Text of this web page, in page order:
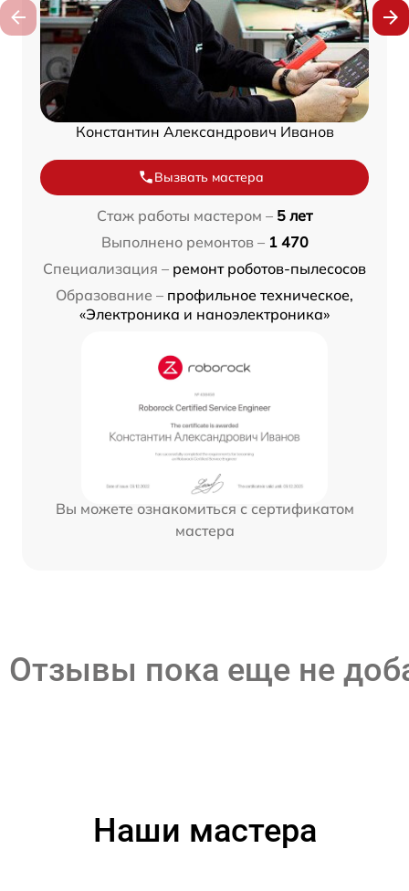
Константин Александрович Иванов
Вызвать мастера
Стаж работы мастером – 5 лет
Выполнено ремонтов – 1 470
Специализация – ремонт роботов-пылесосов
Образование – профильное техническое,
«Электроника и наноэлектроника»
Вы можете ознакомиться с сертификатом
мастера
Отзывы пока еще не
Наши мастера